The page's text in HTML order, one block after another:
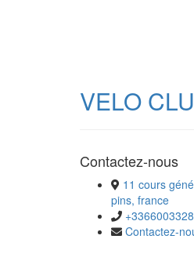
VELO
Contactez-nous
11 cours
pins, france
Contactez-